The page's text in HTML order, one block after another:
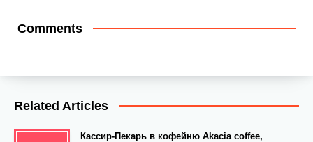
Comments
Related Articles
Кассир-Пекарь в кофейню Akacia coffee,